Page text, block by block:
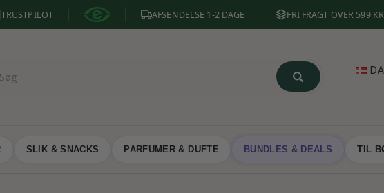
TRUSTPILOT AFSENDELSE 1-2 DAGE FRI FRAGT OVER 599
DA
SLIK & SNACKS PARFUMER & DUFTE BUNDLES & DEALS TIL